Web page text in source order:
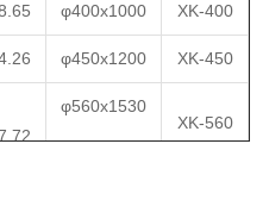
XK-400
φ400x1000
XK-450
φ450x1200
XK-560
φ560x1530